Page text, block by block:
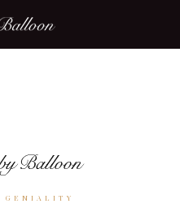
GENIALITY